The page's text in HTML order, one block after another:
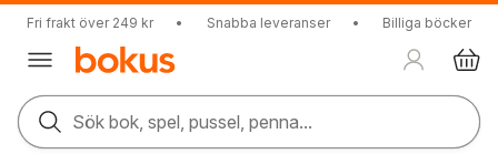
Fri frakt över 249 kr • Snabba leveranser • Billiga böcker
Sök bok, spel, pussel, penna...